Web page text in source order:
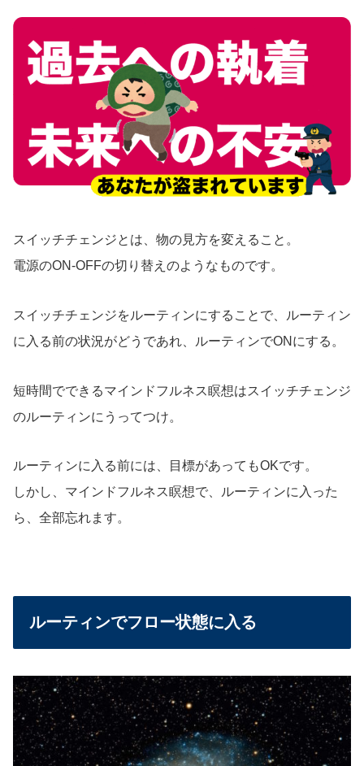
スイッチチェンジとは、物の見方を変えること。
電源のON-OFFの切り替えのようなものです。
スイッチチェンジをルーティンにすることで、ルーティン
に入る前の状況がどうであれ、ルーティンでONにする。
短時間でできるマインドフルネス瞑想はスイッチチェンジ
のルーティンにうってつけ。
ルーティンに入る前には、目標があってもOKです。
しかし、マインドフルネス瞑想で、ルーティンに入った
ら、全部忘れます。
ルーティンでフロー状態に入る